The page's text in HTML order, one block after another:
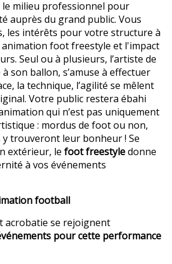
milieu professionnel pour
auprès du grand public. Vous
les intérêts pour votre structure à
foot freestyle et l'impact
Seul ou à plusieurs, l’artiste de
à son ballon, s’amuse à effectuer
la technique, l’agilité se mêlent
Votre public restera ébahi
qui n’est pas uniquement
: mordus de foot ou non,
trouveront leur bonheur ! Se
extérieur, le foot freestyledonne
à vos événements
football
acrobatie se rejoignent
pour cette performance